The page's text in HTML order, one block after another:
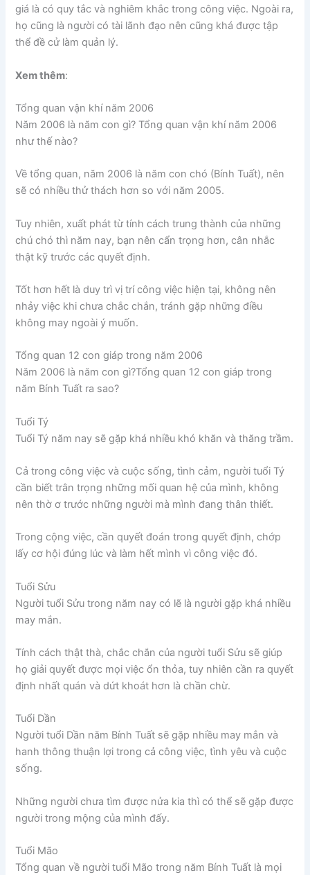
giá là có quy tắc và nghiêm khắc trong công việc. Ngoài ra,
họ cũng là người có tài lãnh đạo nên cũng khá được tập
thể đề cử làm quản lý.
Xem thêm:
Tổng quan vận khí năm 2006
Năm 2006 là năm con gì? Tổng quan vận khí năm 2006
như thế nào?
Về tổng quan, năm 2006 là năm con chó (Bính Tuất), nên
sẽ có nhiều thử thách hơn so với năm 2005.
Tuy nhiên, xuất phát từ tính cách trung thành của những
chú chó thì năm nay, bạn nên cẩn trọng hơn, cân nhắc
thật kỹ trước các quyết định.
Tốt hơn hết là duy trì vị trí công việc hiện tại, không nên
nhảy việc khi chưa chắc chắn, tránh gặp những điều
không may ngoài ý muốn.
Tổng quan 12 con giáp trong năm 2006
Năm 2006 là năm con gì?Tổng quan 12 con giáp trong
năm Bính Tuất ra sao?
Tuổi Tý
Tuổi Tý năm nay sẽ gặp khá nhiều khó khăn và thăng trầm.
Cả trong công việc và cuộc sống, tình cảm, người tuổi Tý
cần biết trân trọng những mối quan hệ của mình, không
nên thờ ơ trước những người mà mình đang thân thiết.
Trong cộng việc, cần quyết đoán trong quyết định, chớp
lấy cơ hội đúng lúc và làm hết mình vì công việc đó.
Tuổi Sửu
Người tuổi Sửu trong năm nay có lẽ là người gặp khá nhiều
may mắn.
Tính cách thật thà, chắc chắn của người tuổi Sửu sẽ giúp
họ giải quyết được mọi việc ổn thỏa, tuy nhiên cần ra quyết
định nhất quán và dứt khoát hơn là chần chừ.
Tuổi Dần
Người tuổi Dần năm Bính Tuất sẽ gặp nhiều may mắn và
hanh thông thuận lợi trong cả công việc, tình yêu và cuộc
sống.
Những người chưa tìm được nửa kia thì có thể sẽ gặp được
người trong mộng của mình đấy.
Tuổi Mão
Tổng quan về người tuổi Mão trong năm Bính Tuất là mọi